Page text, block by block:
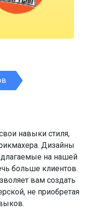
навыки стиля,
Дизайны
на нашей
больше клиентов.
вам создать
не приобретая